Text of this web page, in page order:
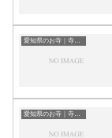
愛知県のお寺｜寺院一覧
愛知県のお寺｜寺院一覧